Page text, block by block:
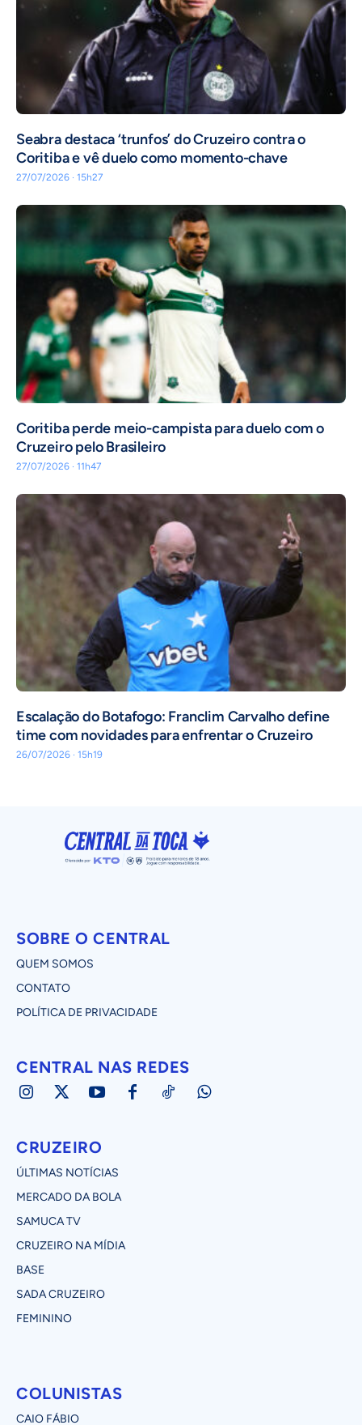
Seabra destaca ‘trunfos’ do Cruzeiro contra o
Coritiba e vê duelo como momento-chave
27/07/2026 · 15h27
Coritiba perde meio-campista para duelo com o
Cruzeiro pelo Brasileiro
27/07/2026 · 11h47
Escalação do Botafogo: Franclim Carvalho define
time com novidades para enfrentar o Cruzeiro
26/07/2026 · 15h19
SOBRE O CENTRAL
QUEM SOMOS
CONTATO
POLÍTICA DE PRIVACIDADE
CENTRAL NAS REDES
CRUZEIRO
ÚLTIMAS NOTÍCIAS
MERCADO DA BOLA
SAMUCA TV
CRUZEIRO NA MÍDIA
BASE
SADA CRUZEIRO
FEMININO
COLUNISTAS
CAIO FÁBIO